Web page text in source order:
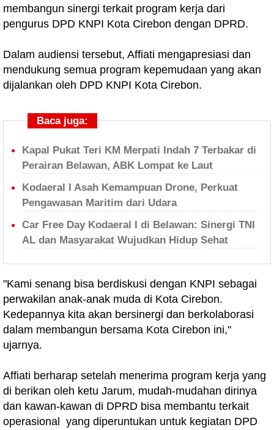
membangun sinergi terkait program kerja dari
pengurus DPD KNPI Kota Cirebon dengan DPRD.
Dalam audiensi tersebut, Affiati mengapresiasi dan
mendukung semua program kepemudaan yang akan
dijalankan oleh DPD KNPI Kota Cirebon.
Baca juga:
Kapal Pukat Teri KM Merpati Indah 7 Terbakar di
Perairan Belawan, ABK Lompat ke Laut
Kodaeral I Asah Kemampuan Drone, Perkuat
Pengawasan Maritim dari Udara
Car Free Day Kodaeral I di Belawan: Sinergi TNI
AL dan Masyarakat Wujudkan Hidup Sehat
"Kami senang bisa berdiskusi dengan KNPI sebagai
perwakilan anak-anak muda di Kota Cirebon.
Kedepannya kita akan bersinergi dan berkolaborasi
dalam membangun bersama Kota Cirebon ini,"
ujarnya.
Affiati berharap setelah menerima program kerja yang
di berikan oleh ketu Jarum, mudah-mudahan dirinya
dan kawan-kawan di DPRD bisa membantu terkait
operasional yang diperuntukan untuk kegiatan DPD